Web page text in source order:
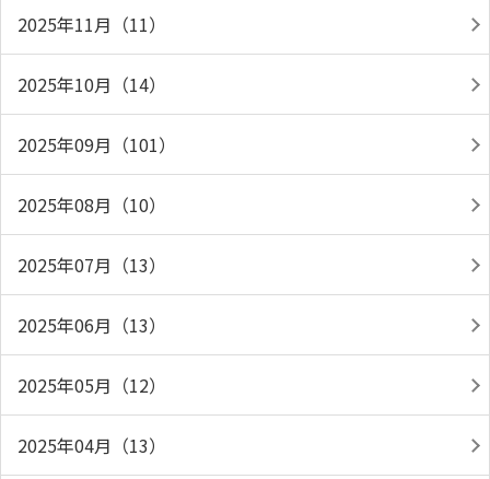
2025年11月（11）
2025年10月（14）
2025年09月（101）
2025年08月（10）
2025年07月（13）
2025年06月（13）
2025年05月（12）
2025年04月（13）